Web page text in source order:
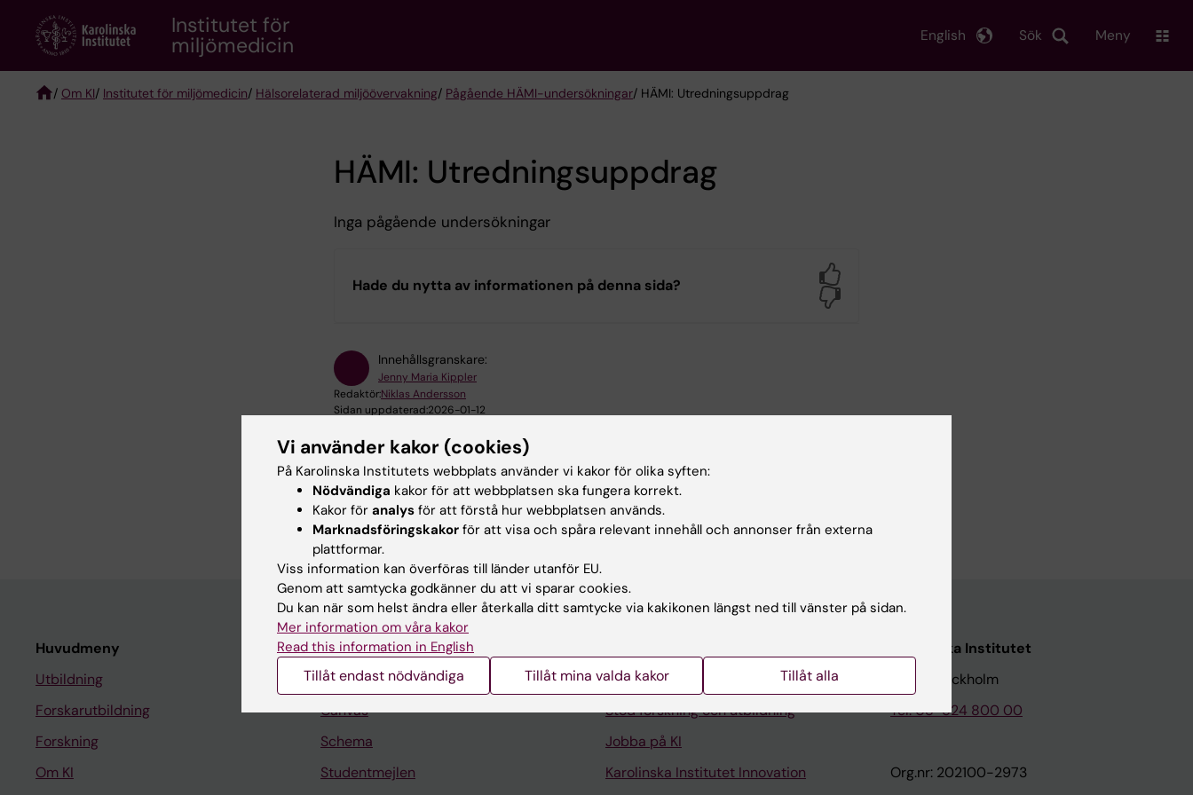
content
Institutet för
miljömedicin Sök
English Meny
/ Om KI/ Institutet för miljömedicin/ Hälsorelaterad miljöövervakning/ Pågående HÄMI-undersökningar/ HÄMI: Utredningsuppdrag
HÄMI: Utredningsuppdrag
Inga pågående undersökningar
Hade du nytta av informationen på denna sida?
Innehållsgranskare:
Jenny Maria Kippler
Redaktör:Niklas Andersson
Sidan uppdaterad:2026-01-12
Dela
Huvudmeny
Utbildning
Forskarutbildning
Forskning
Om KI
Student
Ladok
Canvas
Schema
Studentmejlen
Universitetsbiblioteket
Stöd forskning och utbildning
Jobba på KI
Karolinska Institutet Innovation
Karolinska Institutet
171 77 Stockholm
Tel: 08-524 800 00
Org.nr: 202100-2973
Vi använder kakor (cookies)
På Karolinska Institutets webbplats använder vi kakor för olika syften:
Nödvändiga kakor för att webbplatsen ska fungera korrekt.
Kakor för analys för att förstå hur webbplatsen används.
Marknadsföringskakor för att visa och spåra relevant innehåll och annonser från externa
plattformar.
Viss information kan överföras till länder utanför EU.
Genom att samtycka godkänner du att vi sparar cookies.
Du kan när som helst ändra eller återkalla ditt samtycke via kakikonen längst ned till vänster på sidan.
Mer information om våra kakor
Read this information in English
Tillåt endast nödvändiga Tillåt mina valda kakor Tillåt alla